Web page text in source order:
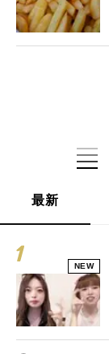
最新
NEW